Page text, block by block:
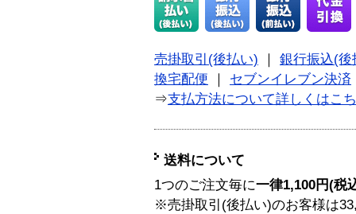
売掛取引(後払い)
銀行振込(後
換宅配便
セブンイレブン決済
⇒支払方法について詳しくはこ
送料について
1つのご注文毎に一律1,100円(税
※売掛取引(後払い)のお客様は